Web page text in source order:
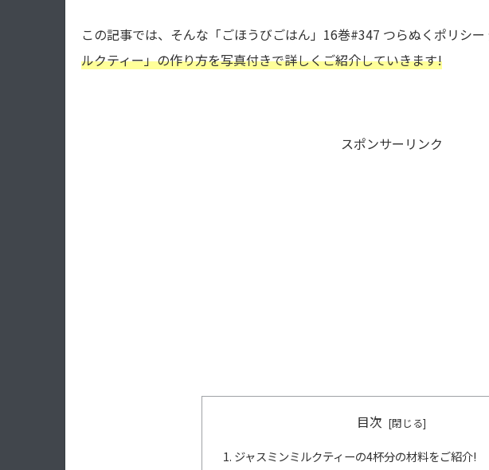
この記事では、そんな「ごほうびごはん」16巻#347 つらぬくポリシー
ルクティー」の作り方を写真付きで詳しくご紹介していきます!
スポンサーリンク
目次
ジャスミンミルクティーの4杯分の材料をご紹介!